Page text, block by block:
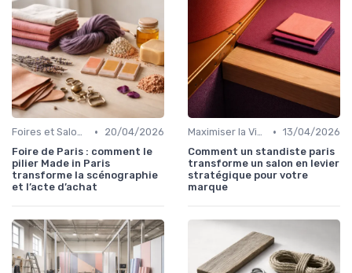
Foires et Salons Grand Public •
20/04/2026
Foire de Paris : comment le
pilier Made in Paris
transforme la scénographie
et l’acte d’achat
Maximiser la Visibilité de Votre Stand • 13/04/2026
Comment un standiste paris
transforme un salon en levier
stratégique pour votre
marque